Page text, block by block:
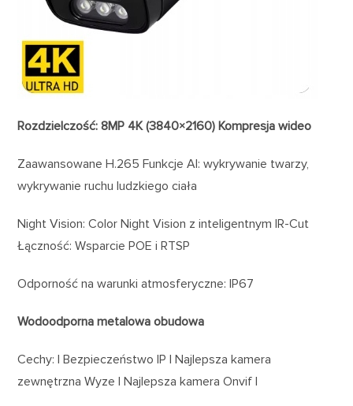
Rozdzielczość: 8MP 4K (3840×2160) Kompresja wideo
Zaawansowane H.265 Funkcje AI: wykrywanie twarzy,
wykrywanie ruchu ludzkiego ciała
Night Vision: Color Night Vision z inteligentnym IR-Cut
Łączność: Wsparcie POE i RTSP
Odporność na warunki atmosferyczne: IP67
Wodoodporna metalowa obudowa
Cechy: | Bezpieczeństwo IP | Najlepsza kamera
zewnętrzna Wyze | Najlepsza kamera Onvif |